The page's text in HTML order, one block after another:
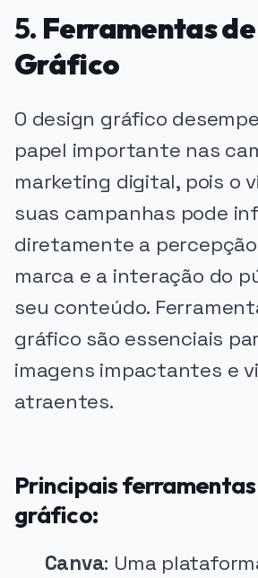
5. Ferramentas
Gráfico
O design gráfico
papel importante nas
marketing digital, pois o
suas campanhas pode
diretamente a
marca e a interação do
seu conteúdo.
gráfico são essenciais
imagens impactantes e
atraentes.
Principais
gráfico:
Canva: Uma